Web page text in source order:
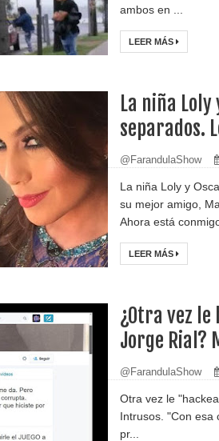
ambos en ...
LEER MÁS
La niña
separados.
@FarandulaShow
La niña Loly y
su mejor amigo,
Ahora está
LEER MÁS
¿Otra vez
Jorge Rial?
@FarandulaShow
Otra vez le
Intrusos. "Con esa
pr...